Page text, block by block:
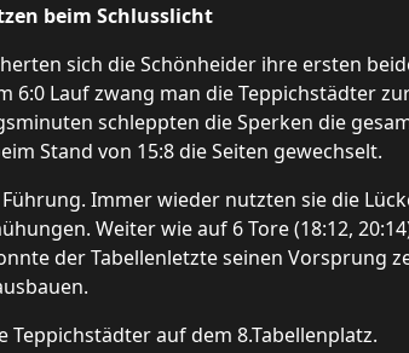
beim Schlusslicht
sich die Schönheider ihre ersten
Lauf zwang man die Teppichstädter
schleppten die Sperken die
Stand von 15:8 die Seiten gewechselt.
Immer wieder nutzten sie die
Weiter wie auf 6 Tore (18:12,
der Tabellenletzte seinen Vorsprung
auf dem 8.Tabellenplatz.